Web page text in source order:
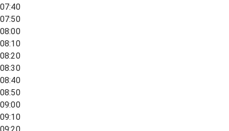
07:40
07:50
08:00
08:10
08:20
08:30
08:40
08:50
09:00
09:10